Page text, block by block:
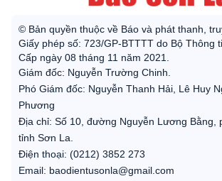
© Bản quyền thuộc về Báo và phát thanh,
Giấy phép số: 723/GP-BTTTT do Bộ Thông
Cấp ngày 08 tháng 11 năm 2021.
Giám đốc: Nguyễn Trường Chinh.
Phó Giám đốc: Nguyễn Thanh Hải, Lê Huy
Phương
Địa chỉ: Số 10, đường Nguyễn Lương Bằng,
tỉnh Sơn La.
Điện thoại: (0212) 3852 273
Email: baodientusonla@gmail.com